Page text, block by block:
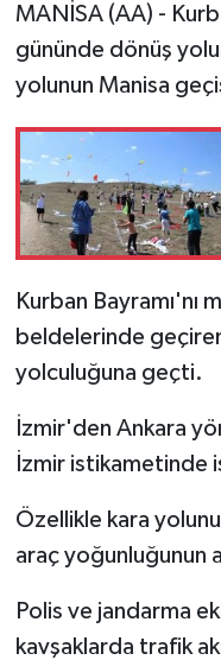
MANİSA (AA) -
gününde dönüş
yolunun Manisa
Kurban Bayramı'nı
beldelerinde
yolculuğuna geçti.
İzmir'den Ankara
İzmir istikametinde
Özellikle kara
araç yoğunluğunun
Polis ve jandarma
kavşaklarda trafik